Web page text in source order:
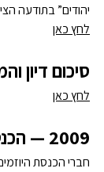
יהודים” בתודעה
לחץ כאן
סיכום דיון
לחץ כאן
2009 — הכנסת ה־18
חברי הכנסת